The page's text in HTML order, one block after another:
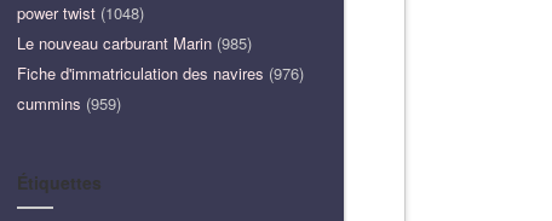
power twist (1048)
Le nouveau carburant Marin (985)
Fiche d'immatriculation des navires (976)
cummins (959)
Étiquettes